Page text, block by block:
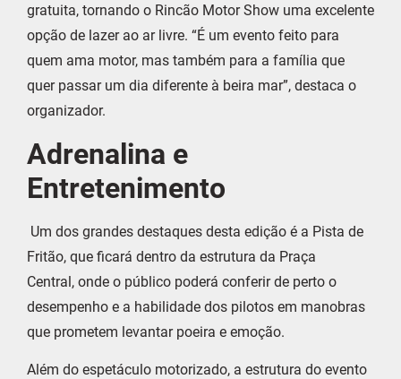
gratuita, tornando o Rincão Motor Show uma excelente
opção de lazer ao ar livre. “É um evento feito para
quem ama motor, mas também para a família que
quer passar um dia diferente à beira mar”, destaca o
organizador.
Adrenalina e
Entretenimento
Um dos grandes destaques desta edição é a Pista de
Fritão, que ficará dentro da estrutura da Praça
Central, onde o público poderá conferir de perto o
desempenho e a habilidade dos pilotos em manobras
que prometem levantar poeira e emoção.
Além do espetáculo motorizado, a estrutura do evento